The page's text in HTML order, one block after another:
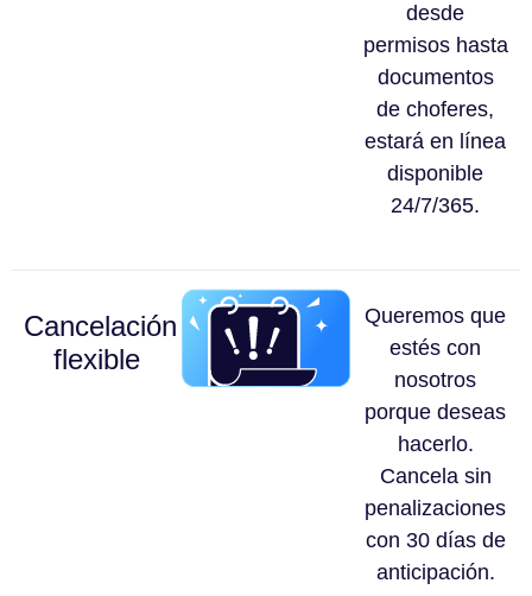
desde
permisos hasta
documentos
de choferes,
estará en línea
disponible
24/7/365.
Cancelación
flexible
Queremos que
estés con
nosotros
porque deseas
hacerlo.
Cancela sin
penalizaciones
con 30 días de
anticipación.